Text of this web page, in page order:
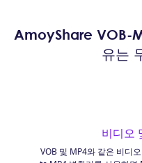
AmoyShare VOB-
유는
비디오
VOB 및 MP4와 같은 비디